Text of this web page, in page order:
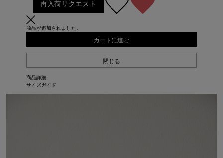
再入荷リクエスト
商品が追加されました。
カートに進む
閉じる
商品詳細
サイズガイド